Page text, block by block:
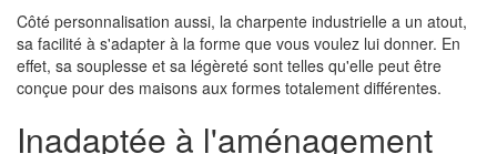
Côté personnalisation aussi, la charpente industrielle a un atout,
sa facilité à s'adapter à la forme que vous voulez lui donner. En
effet, sa souplesse et sa légèreté sont telles qu'elle peut être
conçue pour des maisons aux formes totalement différentes.
Inadaptée à l'aménagement